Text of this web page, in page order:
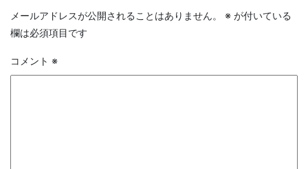
メールアドレスが公開されることはありません。 ※ が付いている
欄は必須項目です
コメント ※